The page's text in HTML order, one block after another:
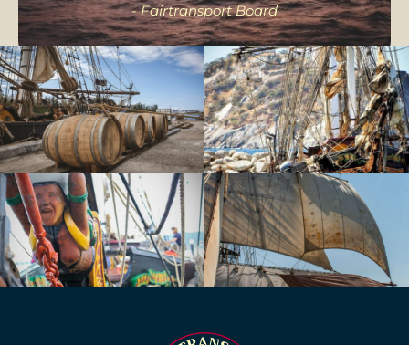
- Fairtransport Board